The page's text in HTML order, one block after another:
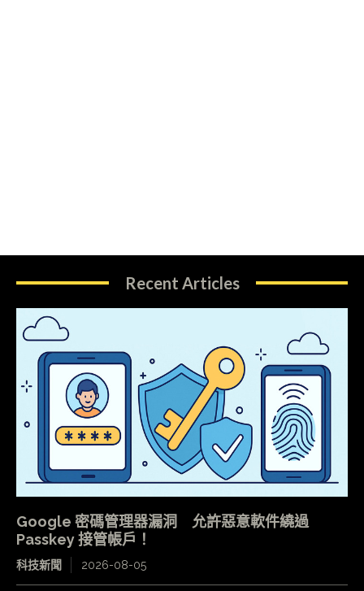
Recent Articles
Google 密碼管理器漏洞 允許惡意軟件繞過
Passkey 接管帳戶！
科技新聞 2026-08-05